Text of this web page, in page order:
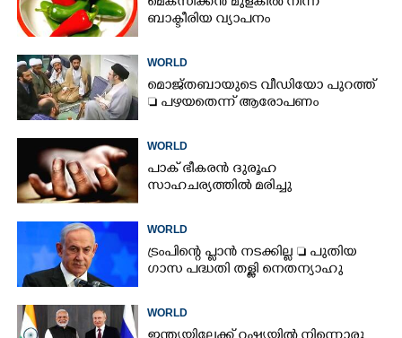
ബാക്ടീരിയ വ്യാപനം
WORLD
മൊജ്തബായുടെ വീഡിയോ പുറത്ത്
 പഴയതെന്ന് ആരോപണം
WORLD
പാക് ഭീകരൻ ദുരൂഹ
സാഹചര്യത്തിൽ മരിച്ചു
WORLD
ട്രംപിന്റെ പ്ലാൻ നടക്കില്ല  പുതിയ
ഗാസ പദ്ധതി തള്ളി നെതന്യാഹു
WORLD